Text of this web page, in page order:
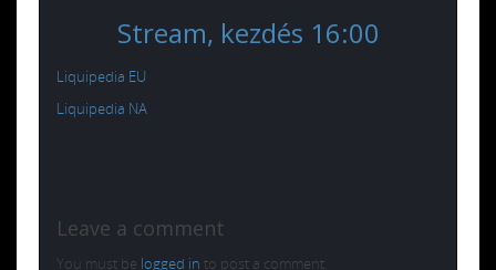
Stream, kezdés 16:00
Liquipedia EU
Liquipedia NA
Leave a comment
You must be logged in to post a comment.